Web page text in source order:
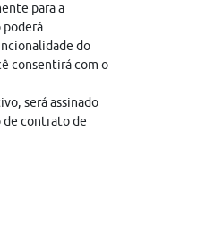
para a
poderá
do
consentirá com o
será assinado
de contrato de